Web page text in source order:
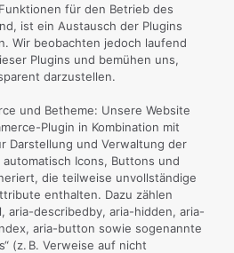
für den Betrieb des
ist ein Austausch der Plugins
Wir beobachten jedoch laufend
Plugins und bemühen uns,
darzustellen.
und Betheme: Unsere Website
Plugin in Kombination mit
Darstellung und Verwaltung der
Icons, Buttons und
die teilweise unvollständige
enthalten. Dazu zählen
aria-describedby, aria-hidden, aria-
aria-button sowie sogenannte
(z. B. Verweise auf nicht